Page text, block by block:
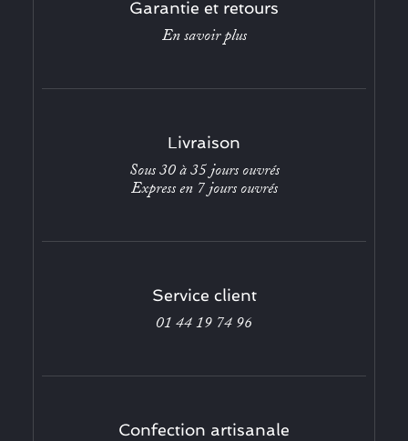
Garantie et retours
En savoir plus
Livraison
Sous 30 à 35 jours ouvrés
Express en 7 jours ouvrés
Service client
01 44 19 74 96
Confection artisanale